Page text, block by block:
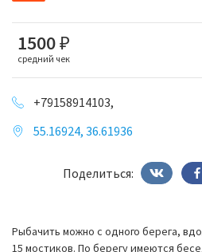
1500₽
средний чек
+79158914103,
55.16924, 36.61936
Поделиться:
Рыбачить можно с одного берега,
15 мостиков. По берегу имеются